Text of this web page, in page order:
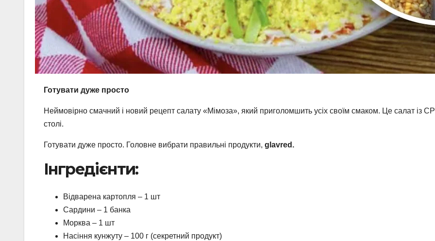
Готувати дуже просто
Неймовірно смачний і новий рецепт салату «Мімоза», який приголомшить усіх своїм смаком. Це салат із
столі.
Готувати дуже просто. Головне вибрати правильні продукти, glavred.
Інгредієнти:
Відварена картопля – 1 шт
Сардини – 1 банка
Морква – 1 шт
Насіння кунжуту – 100 г (секретний продукт)